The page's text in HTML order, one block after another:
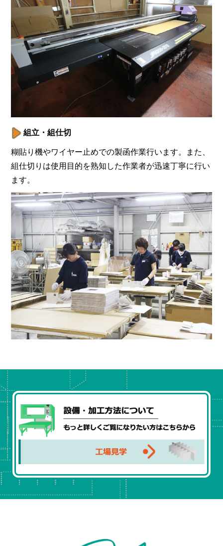
組立・組仕切
糊貼り機やワイヤー止めでの製函作業行います。また、
組仕切りは使用目的を熟知した作業者が迅速丁寧に行い
ます。